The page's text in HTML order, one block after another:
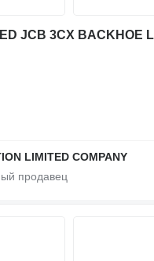
LIMITED COMPANY